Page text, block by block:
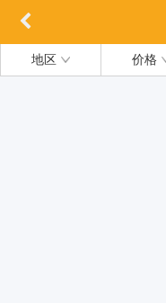
地区 价格